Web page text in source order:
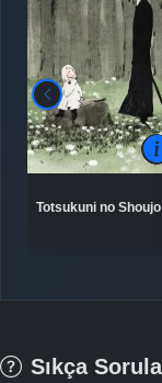
Totsukuni no Shoujo
Sıkça